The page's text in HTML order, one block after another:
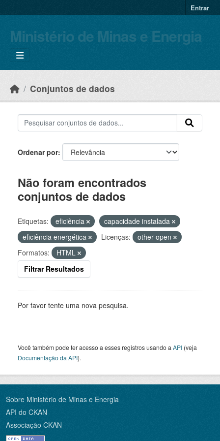
Entrar
Ministério de Minas e Energia
Conjuntos de dados
Ordenar por
Não foram encontrados
conjuntos de dados
Etiquetas: eficiência
capacidade instalada
eficiência energética
Licenças:
other-open
Formatos:
HTML
Filtrar Resultados
Por favor tente uma nova pesquisa.
Você também pode ter acesso a esses registros usando a API (veja
Documentação da API).
Sobre Ministério de Minas e Energia
API do CKAN
Associação CKAN